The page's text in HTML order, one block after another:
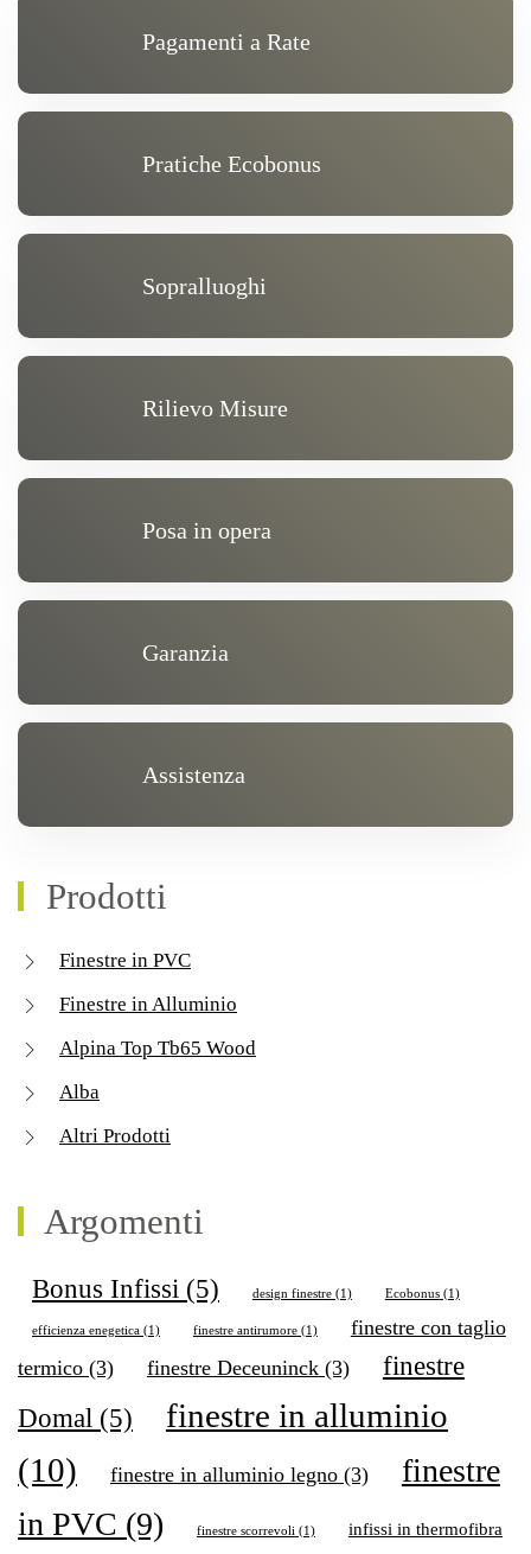
Pagamenti a Rate
Pratiche Ecobonus
Sopralluoghi
Rilievo Misure
Posa in opera
Garanzia
Assistenza
Prodotti
Finestre in PVC
Finestre in Alluminio
Alpina Top Tb65 Wood
Alba
Altri Prodotti
Argomenti
Bonus Infissi(5) design finestre(1) Ecobonus(1)
efficienza enegetica(1) finestre antirumore(1)
finestre con taglio
termico (3) finestre Deceuninck(3)
finestre
Domal (5)
finestre in alluminio
(10)
finestre in alluminio legno(3)
finestre
in PVC (9) finestre scorrevoli(1) infissi in thermofibra